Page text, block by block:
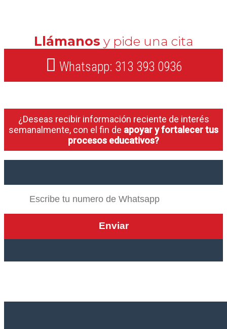
Llámanos y pide una cita
Whatsapp: 313 393 0936
¿Deseas recibir información reciente de interés
semanalmente, con el fin de apoyar y fortalecer tus
procesos educativos?